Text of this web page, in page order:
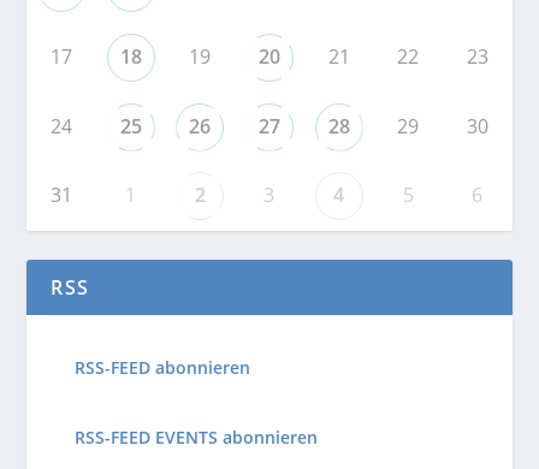
17 18 19 20 21 22 23
24 25 26 27 28 29 30
31 1 2 3 4 5 6
RSS
RSS-FEED abonnieren
RSS-FEED EVENTS abonnieren